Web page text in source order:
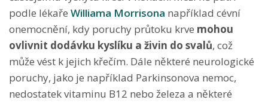
podle lékaře Williama Morrisona například cévní
onemocnění, kdy poruchy průtoku krve mohou
ovlivnit dodávku kyslíku a živin do svalů, což
může vést k jejich křečím. Dále některé neurologické
poruchy, jako je například Parkinsonova nemoc,
nedostatek vitaminu B12 nebo železa a některé